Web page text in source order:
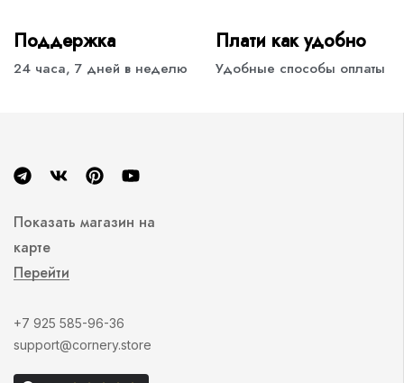
Поддержка
24 часа, 7 дней в неделю
Плати как удобно
Удобные способы оплаты
Показать магазин на
карте
Перейти
+7 925 585-96-36
support@cornery.store